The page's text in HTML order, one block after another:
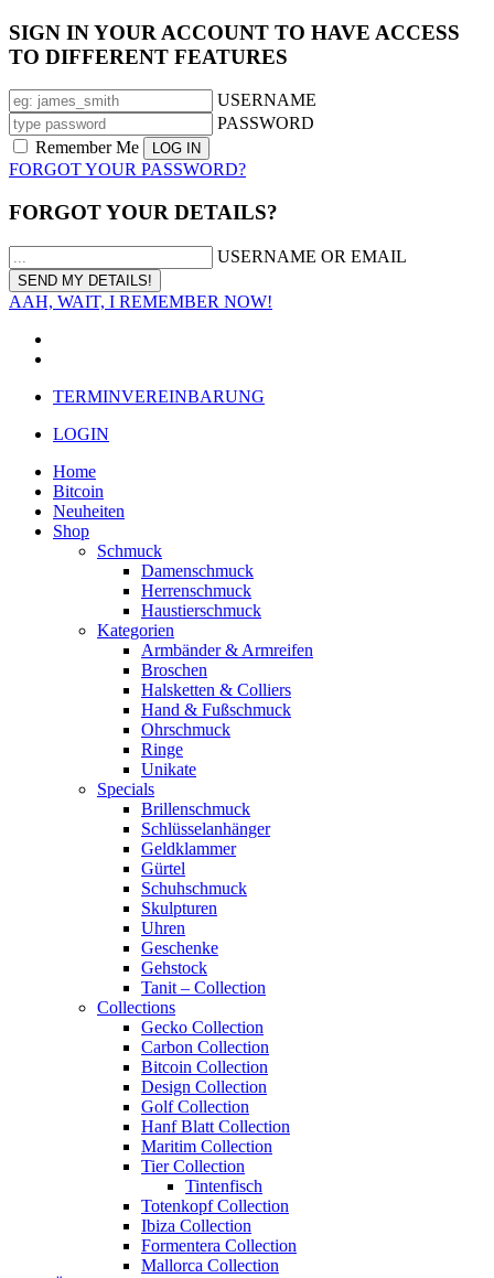
SIGN IN YOUR ACCOUNT TO HAVE ACCESS
TO DIFFERENT FEATURES
USERNAME
PASSWORD
Remember Me
FORGOT YOUR PASSWORD?
FORGOT YOUR DETAILS?
USERNAME OR EMAIL
AAH, WAIT, I REMEMBER NOW!
TERMINVEREINBARUNG
LOGIN
Home
Bitcoin
Neuheiten
Shop
Schmuck
Damenschmuck
Herrenschmuck
Haustierschmuck
Kategorien
Armbänder & Armreifen
Broschen
Halsketten & Colliers
Hand & Fußschmuck
Ohrschmuck
Ringe
Unikate
Specials
Brillenschmuck
Schlüsselanhänger
Geldklammer
Gürtel
Schuhschmuck
Skulpturen
Uhren
Geschenke
Gehstock
Tanit – Collection
Collections
Gecko Collection
Carbon Collection
Bitcoin Collection
Design Collection
Golf Collection
Hanf Blatt Collection
Maritim Collection
Tier Collection
Tintenfisch
Totenkopf Collection
Ibiza Collection
Formentera Collection
Mallorca Collection